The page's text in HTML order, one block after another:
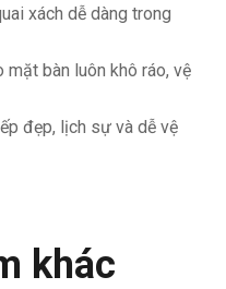
xách dễ dàng trong
bàn luôn khô ráo, vệ
đẹp, lịch sự và dễ vệ
khác